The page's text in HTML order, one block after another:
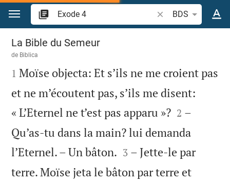
Aller vers contenu
Recherche d'un
BDS
Exode 4
La Bible du Semeur
de Biblica

1 Moïse objecta: Et s’ils ne me croient pas
et ne m’écoutent pas, s’ils me disent:
« L’Eternel ne t’est pas apparu »?
2 –
Qu’as-tu dans la main? lui demanda
l’Eternel. – Un bâton. 

3 – Jette-le par
terre. Moïse jeta le bâton par terre et